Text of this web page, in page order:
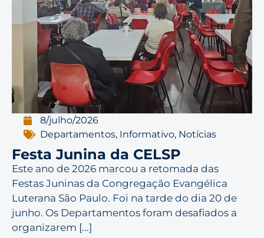
8/julho/2026
Departamentos, Informativo, Notícias
Festa Junina da CELSP
Este ano de 2026 marcou a retomada das
Festas Juninas da Congregação Evangélica
Luterana São Paulo. Foi na tarde do dia 20 de
junho. Os Departamentos foram desafiados a
organizarem [...]